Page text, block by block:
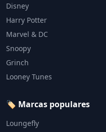
Disney
Harry Potter
Marvel & DC
Snoopy
Grinch
Looney Tunes
🏷️ Marcas populares
Loungefly